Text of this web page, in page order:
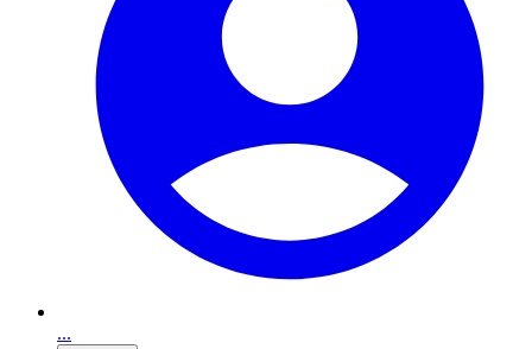
...